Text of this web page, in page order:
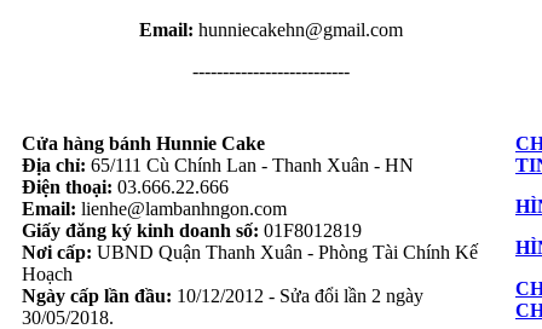
Email: hunniecakehn@gmail.com
--------------------------
Cửa hàng bánh Hunnie Cake
Địa chỉ: 65/111 Cù Chính Lan - Thanh Xuân - HN
Điện thoại: 03.666.22.666
Email: lienhe@lambanhngon.com
Giấy đăng ký kinh doanh số: 01F8012819
Nơi cấp: UBND Quận Thanh Xuân - Phòng Tài Chính Kế
Hoạch
Ngày cấp lần đầu: 10/12/2012 - Sửa đổi lần 2 ngày
30/05/2018.